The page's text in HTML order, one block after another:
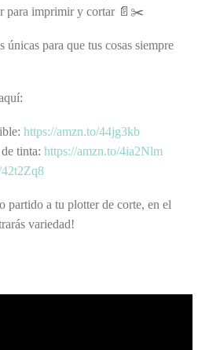
para imprimir y cortar 📄✂️
únicas para que tus cosas siempre
https://amzn.to/44jg3kb
tinta: https://amzn.to/4ia2Nlm
partido a tu plotter de corte, en el
variedad!